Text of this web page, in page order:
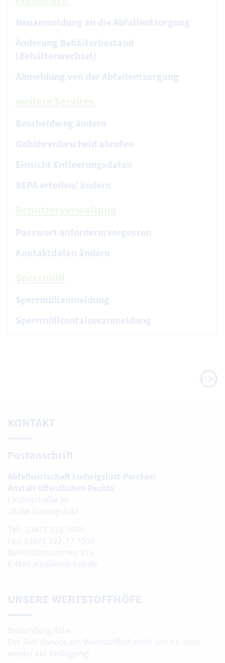
Neuanmeldung an die Abfallentsorgung
Änderung Behälterbestand
(Behälterwechsel)
Abmeldung von der Abfallentsorgung
Bescheidweg ändern
Gebührenbescheid abrufen
Einsicht Entleerungsdaten
SEPA erteilen/ ändern
Passwort anfordern/vergessen
Kontaktdaten ändern
Sperrmüllanmeldung
Sperrmüllcontaineranmeldung
nach
oben
KONTAKT
Postanschrift
Abfallwirtschaft Ludwigslust-Parchim
Anstalt öffentlichen Rechts
Lindenstraße 30
19288 Ludwigslust
Tel: 03871 722-7000
Fax: 03871 722-77 7000
Behördennummer 115
E-Mail:alp@kreis-lup.de
UNSERE WERTSTOFFHÖFE
Boizenburg/Elbe
Der Self-Service am Wertstoffhof steht seit 01. Juni
wieder zur Verfügung!